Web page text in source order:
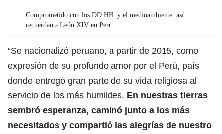
Comprometido con los DD.HH. y el medioambiente: así
recuerdan a León XIV en Perú
“Se nacionalizó peruano, a partir de 2015, como
expresión de su profundo amor por el Perú, país
donde entregó gran parte de su vida religiosa al
servicio de los más humildes. En nuestras tierras
sembró esperanza, caminó junto a los más
necesitados y compartió las alegrías de nuestro